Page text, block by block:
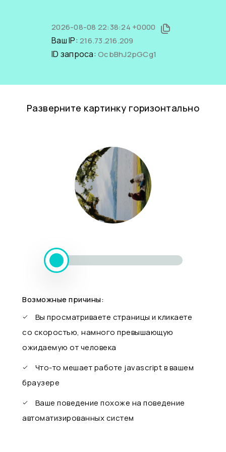
2026-08-08 22:38:24 +0000
Ваш IP: 216.73.216.209
ID запроса: OcbBhJ2pGCg1
Разверните картинку горизонтально
Возможные причины:
Вы просматриваете страницы и кликаете
со скоростью, намного превышающую
ожидаемую от человека
Что-то мешает работе javascript в вашем
браузере
Ваше поведение похоже на поведение
автоматизированных систем